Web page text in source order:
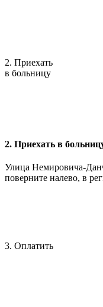
2. Приехать
в больницу
2. Приехать в
Улица Немировича-
поверните налево, в
3. Оплатить